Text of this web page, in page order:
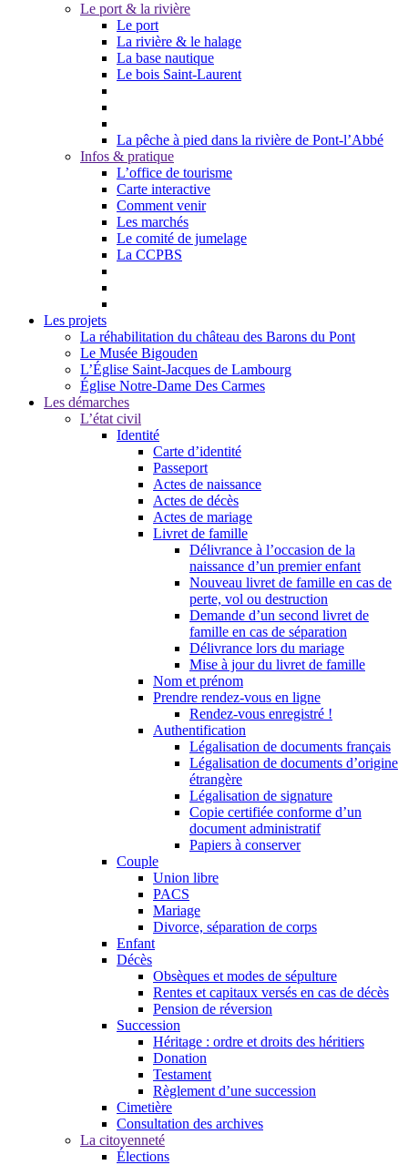
Le port & la rivière
Le port
La rivière & le halage
La base nautique
Le bois Saint-Laurent
La pêche à pied dans la rivière de Pont-l’Abbé
Infos & pratique
L’office de tourisme
Carte interactive
Comment venir
Les marchés
Le comité de jumelage
La CCPBS
Les projets
La réhabilitation du château des Barons du Pont
Le Musée Bigouden
L’Église Saint-Jacques de Lambourg
Église Notre-Dame Des Carmes
Les démarches
L’état civil
Identité
Carte d’identité
Passeport
Actes de naissance
Actes de décès
Actes de mariage
Livret de famille
Délivrance à l’occasion de la
naissance d’un premier enfant
Nouveau livret de famille en cas de
perte, vol ou destruction
Demande d’un second livret de
famille en cas de séparation
Délivrance lors du mariage
Mise à jour du livret de famille
Nom et prénom
Prendre rendez-vous en ligne
Rendez-vous enregistré !
Authentification
Légalisation de documents français
Légalisation de documents d’origine
étrangère
Légalisation de signature
Copie certifiée conforme d’un
document administratif
Papiers à conserver
Couple
Union libre
PACS
Mariage
Divorce, séparation de corps
Enfant
Décès
Obsèques et modes de sépulture
Rentes et capitaux versés en cas de décès
Pension de réversion
Succession
Héritage : ordre et droits des héritiers
Donation
Testament
Règlement d’une succession
Cimetière
Consultation des archives
La citoyenneté
Élections